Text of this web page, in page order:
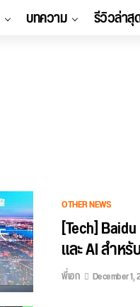
บทความ รีวิวล่าสุ
OTHER NEWS
[Tech]
และ AI สำห
พี่เอก December 1,